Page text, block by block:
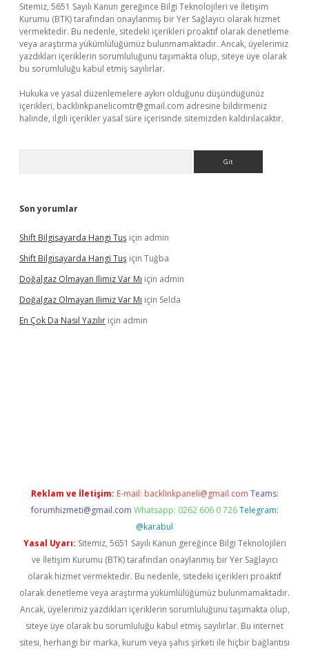
Sitemiz, 5651 Sayılı Kanun gereğince Bilgi Teknolojileri ve İletişim
Kurumu (BTK) tarafından onaylanmış bir Yer Sağlayıcı olarak hizmet
vermektedir. Bu nedenle, sitedeki içerikleri proaktif olarak denetleme
veya araştırma yükümlülüğümüz bulunmamaktadır. Ancak, üyelerimiz
yazdıkları içeriklerin sorumluluğunu taşımakta olup, siteye üye olarak
bu sorumluluğu kabul etmiş sayılırlar.
Hukuka ve yasal düzenlemelere aykırı olduğunu düşündüğünüz
içerikleri, backlinkpanelicomtr@gmail.com adresine bildirmeniz
halinde, ilgili içerikler yasal süre içerisinde sitemizden kaldırılacaktır.
Son yorumlar
Shift Bilgisayarda Hangi Tuş için admin
Shift Bilgisayarda Hangi Tuş için Tuğba
Doğalgaz Olmayan Ilimiz Var Mı için admin
Doğalgaz Olmayan Ilimiz Var Mı için Selda
En Çok Da Nasıl Yazılır için admin
Reklam ve İletişim: E-mail: backlinkpaneli@gmail.com Teams:
forumhizmeti@gmail.com Whatsapp: 0262 606 0 726 Telegram:
@karabul
Yasal Uyarı: Sitemiz, 5651 Sayılı Kanun gereğince Bilgi Teknolojileri
ve İletişim Kurumu (BTK) tarafından onaylanmış bir Yer Sağlayıcı
olarak hizmet vermektedir. Bu nedenle, sitedeki içerikleri proaktif
olarak denetleme veya araştırma yükümlülüğümüz bulunmamaktadır.
Ancak, üyelerimiz yazdıkları içeriklerin sorumluluğunu taşımakta olup,
siteye üye olarak bu sorumluluğu kabul etmiş sayılırlar. Bu internet
sitesi, herhangi bir marka, kurum veya şahıs şirketi ile hiçbir bağlantısı